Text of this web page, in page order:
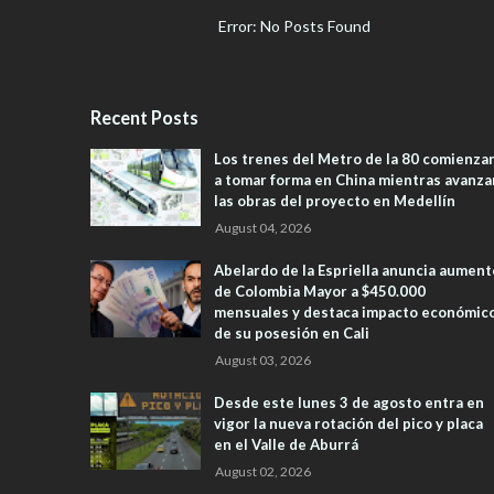
Error: No Posts Found
Recent Posts
Los trenes del Metro de la 80
a tomar forma en China mientras
las obras del proyecto en Medellín
August 04, 2026
Abelardo de la Espriella anuncia
de Colombia Mayor a $450.000
mensuales y destaca impacto
de su posesión en Cali
August 03, 2026
Desde este lunes 3 de agosto entra en
vigor la nueva rotación del pico y placa
en el Valle de Aburrá
August 02, 2026